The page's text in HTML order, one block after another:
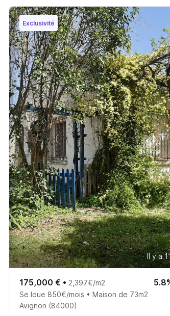
Exclusivité
Il y a
175,000 € • 2,397€/m2
Se loue 850€/mois • Maison de 73m2
Avignon (84000)